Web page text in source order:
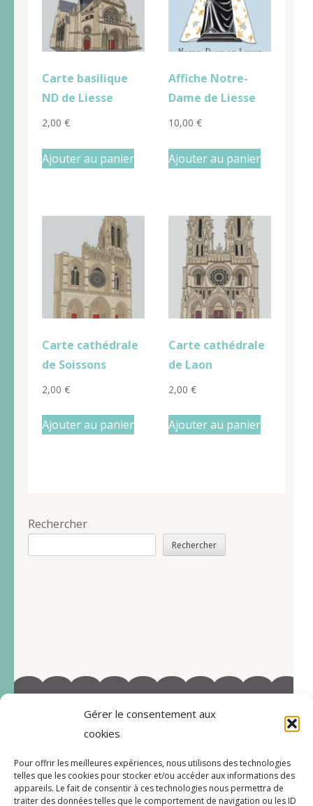
Gérer le consentement aux
cookies
Pour offrir les meilleures expériences, nous utilisons des technologies
telles que les cookies pour stocker et/ou accéder aux informations des
appareils. Le fait de consentir à ces technologies nous permettra de
traiter des données telles que le comportement de navigation ou les ID
Carte basilique
ND de Liesse
2,00 €
Ajouter au panier
Affiche Notre-
Dame de Liesse
10,00 €
Ajouter au panier
Carte cathédrale
de Soissons
2,00 €
Ajouter au panier
Carte cathédrale
de Laon
2,00 €
Ajouter au panier
Rechercher
Rechercher
©2022-Tous droits réservés à Marie-Blandine Sallé
112719597996038/